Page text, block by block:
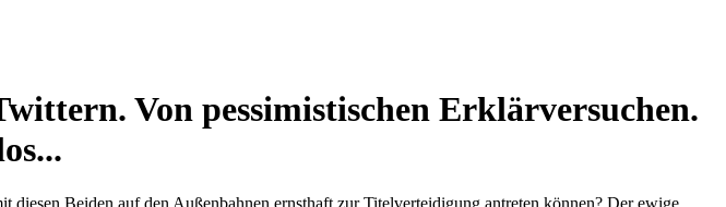
Von pessimistischen Erklärversuchen.
Beiden auf den Außenbahnen ernsthaft zur Titelverteidigung antreten können? Der ewige